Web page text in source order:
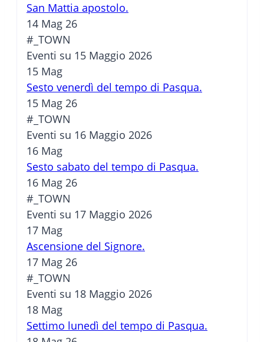
San Mattia apostolo.
14 Mag 26
#_TOWN
Eventi su 15 Maggio 2026
15 Mag
Sesto venerdì del tempo di Pasqua.
15 Mag 26
#_TOWN
Eventi su 16 Maggio 2026
16 Mag
Sesto sabato del tempo di Pasqua.
16 Mag 26
#_TOWN
Eventi su 17 Maggio 2026
17 Mag
Ascensione del Signore.
17 Mag 26
#_TOWN
Eventi su 18 Maggio 2026
18 Mag
Settimo lunedì del tempo di Pasqua.